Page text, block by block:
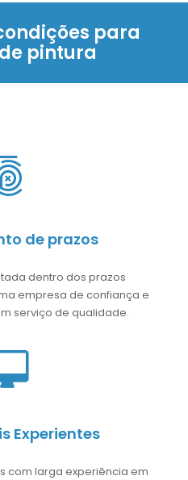
para
pintura
de prazos
dentro dos prazos
empresa de confiança e
serviço de qualidade.
Experientes
com larga experiência em